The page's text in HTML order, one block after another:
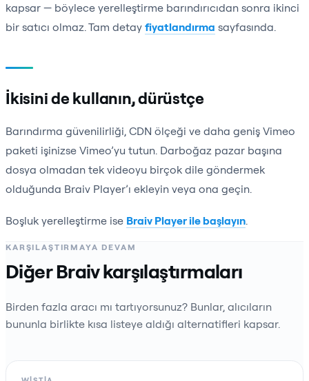
kapsar — böylece yerelleştirme barındırıcıdan sonra ikinci
bir satıcı olmaz. Tam detay fiyatlandırma sayfasında.
İkisini de kullanın, dürüstçe
Barındırma güvenilirliği, CDN ölçeği ve daha geniş Vimeo
paketi işinizse Vimeo’yu tutun. Darboğaz pazar başına
dosya olmadan tek videoyu birçok dile göndermek
olduğunda Braiv Player’ı ekleyin veya ona geçin.
Boşluk yerelleştirme ise Braiv Player ile başlayın.
KARŞILAŞTIRMAYA DEVAM
Diğer Braiv karşılaştırmaları
Birden fazla aracı mı tartıyorsunuz? Bunlar, alıcıların
bununla birlikte kısa listeye aldığı alternatifleri kapsar.